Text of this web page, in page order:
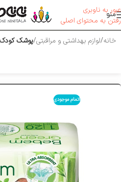
عبور به ناوبری
رفتن به محتوای اصلی
منو
خانه لوازم بهداشتی و مراقبتی پوشک کودک
اتمام موجودی